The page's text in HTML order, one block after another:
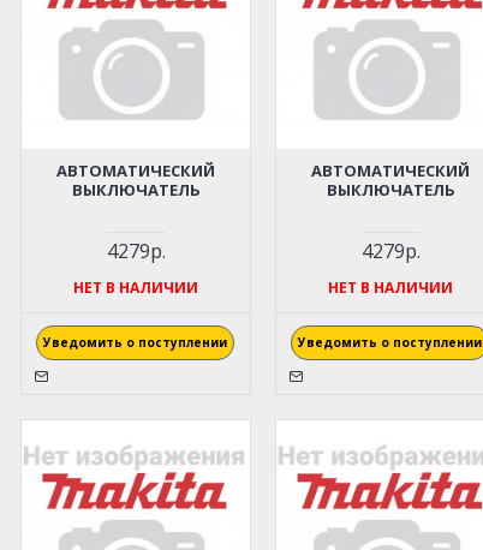
АВТОМАТИЧЕСКИЙ
ВЫКЛЮЧАТЕЛЬ
4279р.
НЕТ В НАЛИЧИИ
Уведомить о поступлении
АВТОМАТИЧЕСКИЙ
ВЫКЛЮЧАТЕЛЬ
4279р.
НЕТ В НАЛИЧИИ
Уведомить о поступлении